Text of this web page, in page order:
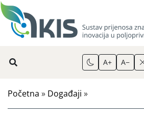
A+ A−
Početna » Događaji »